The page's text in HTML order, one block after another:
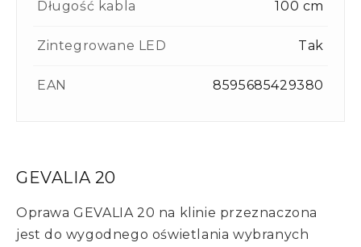
GEVALIA 20
Oprawa GEVALIA 20 na klinie przeznaczona
jest do wygodnego oświetlania wybranych
Długość kabla 100 cm
Zintegrowane LED Tak
EAN 8595685429380